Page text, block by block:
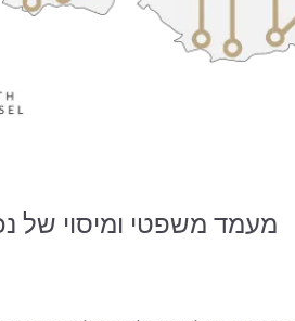
מעמד משפטי ומיסוי של